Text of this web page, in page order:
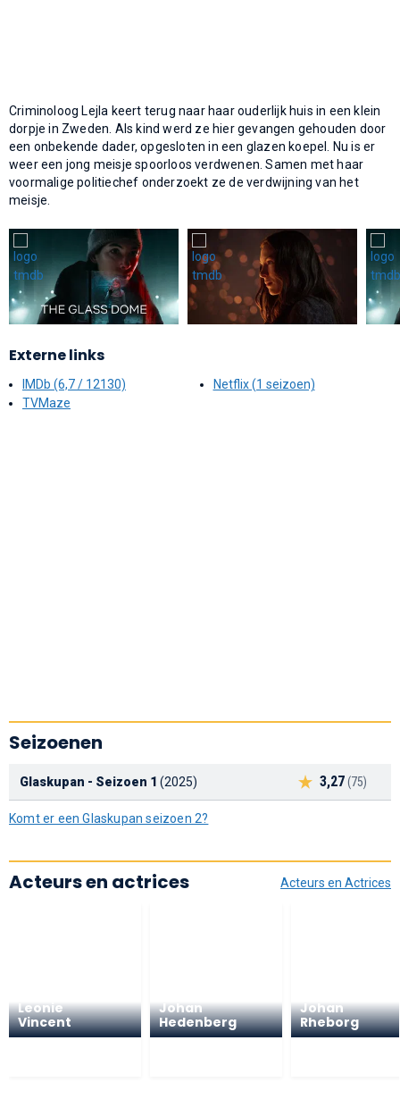
Criminoloog Lejla keert terug naar haar ouderlijk huis in een klein
dorpje in Zweden. Als kind werd ze hier gevangen gehouden door
een onbekende dader, opgesloten in een glazen koepel. Nu is er
weer een jong meisje spoorloos verdwenen. Samen met haar
voormalige politiechef onderzoekt ze de verdwijning van het
meisje.
Externe links
IMDb (6,7 / 12130)
TVMaze
Netflix (1 seizoen)
Seizoenen
3,27(75)
Glaskupan - Seizoen 1 (2025)
Komt er een Glaskupan seizoen 2?
Acteurs en Actrices
Acteurs en actrices
Leonie
Vincent
Johan
Hedenberg
Johan
Rheborg